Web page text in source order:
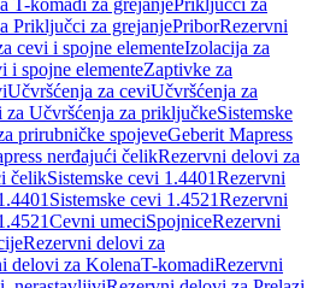
T-komadi za grejanjePriključci za
Priključci za grejanjePriborRezervni
cevi i spojne elementeIzolacija za
i spojne elementeZaptivke za
Učvršćenja za ceviUčvršćenja za
za Učvršćenja za priključkeSistemske
prirubničke spojeveGeberit Mapress
nerđajući čelikRezervni delovi za
čelikSistemske cevi 1.4401Rezervni
Sistemske cevi 1.4521Rezervni
Cevni umeciSpojniceRezervni
Rezervni delovi za
delovi za KolenaT-komadiRezervni